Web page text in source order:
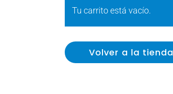
Tu carrito está vacío.
Volver a la tienda